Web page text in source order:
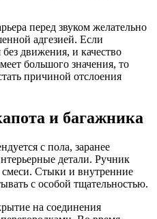
перед звуком желательно
адгезией. Если
движения, и качество
большого значения, то
причиной отслоения
и багажника
с пола, заранее
детали. Ручник
Стыки и внутренние
с особой тщательностью.
на соединения